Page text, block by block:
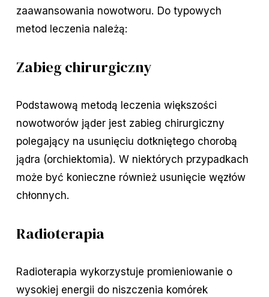
zaawansowania nowotworu. Do typowych
metod leczenia należą:
Zabieg chirurgiczny
Podstawową metodą leczenia większości
nowotworów jąder jest zabieg chirurgiczny
polegający na usunięciu dotkniętego chorobą
jądra (orchiektomia). W niektórych przypadkach
może być konieczne również usunięcie węzłów
chłonnych.
Radioterapia
Radioterapia wykorzystuje promieniowanie o
wysokiej energii do niszczenia komórek